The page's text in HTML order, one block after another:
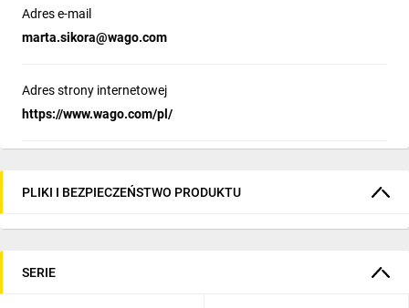
Adres e-mail
marta.sikora@wago.com
Adres strony internetowej
https://www.wago.com/pl/
PLIKI I BEZPIECZEŃSTWO PRODUKTU
SERIE